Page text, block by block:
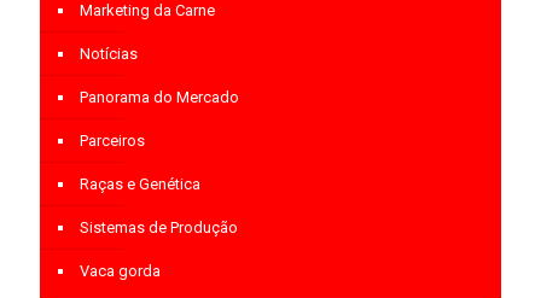
Marketing da Carne
Notícias
Panorama do Mercado
Parceiros
Raças e Genética
Sistemas de Produção
Vaca gorda